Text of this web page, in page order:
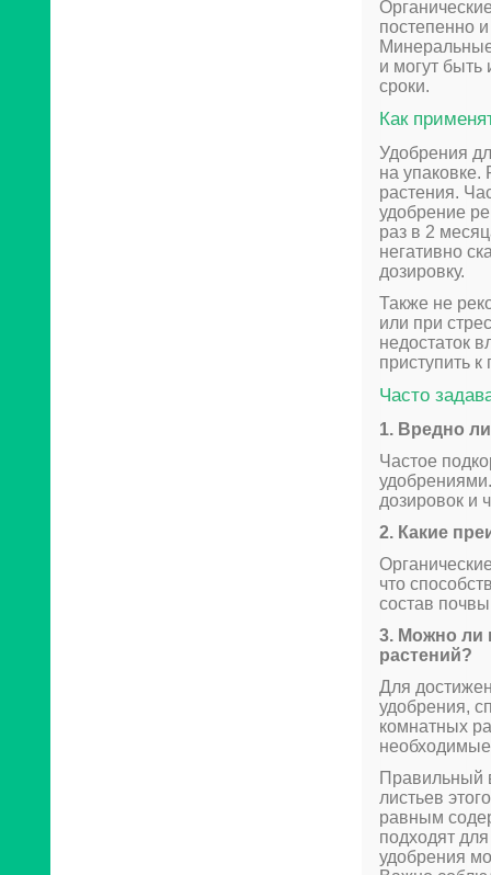
постепенно
и могут быть
сроки.
Как
Удобрения
на упаковке.
растения.
удобрение
раз в 2
негативно
дозировку.
Также не
или при
недостаток
приступить
Часто
1. Вредно
Частое
дозировок и
2. Какие
что
состав
3. Можно ли
растений?
Для
удобрения,
комнатных
Правильный
листьев
равным
подходят
удобрения